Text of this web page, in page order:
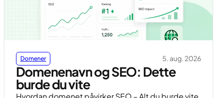
Domener 5. aug. 2026
Domenenavn og SEO: Dette
burde du vite